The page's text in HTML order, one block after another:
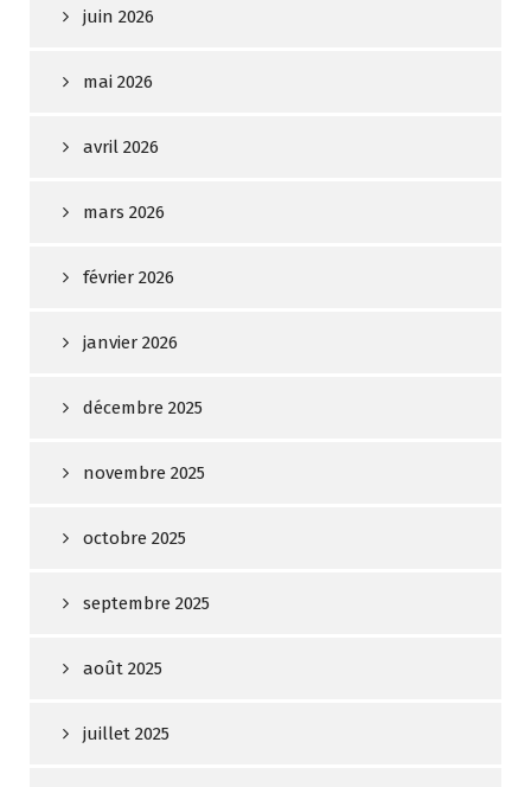
juin 2026
mai 2026
avril 2026
mars 2026
février 2026
janvier 2026
décembre 2025
novembre 2025
octobre 2025
septembre 2025
août 2025
juillet 2025